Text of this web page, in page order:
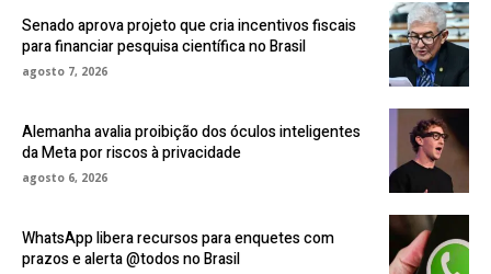
Senado aprova projeto que cria incentivos fiscais
para financiar pesquisa científica no Brasil
agosto 7, 2026
Alemanha avalia proibição dos óculos inteligentes
da Meta por riscos à privacidade
agosto 6, 2026
WhatsApp libera recursos para enquetes com
prazos e alerta @todos no Brasil